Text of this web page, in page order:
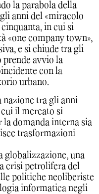
la parabola della
anni del «miracolo
in cui si
«one company town»,
e si chiude tra gli
prende avvio la
con la
urbano.
nazione tra gli anni
cui il mercato si
la domanda interna sia
trasformazioni
globalizzazione, una
crisi petrolifera del
politiche neoliberiste
informatica negli